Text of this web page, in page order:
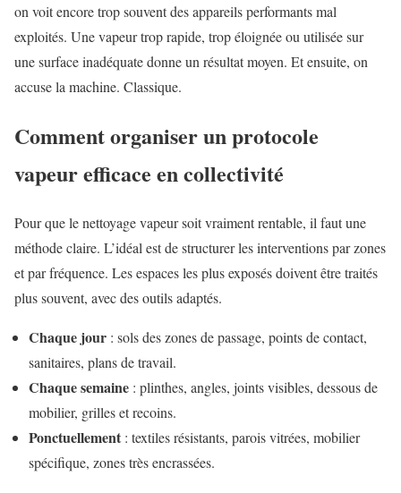
on voit encore trop souvent des appareils performants mal
exploités. Une vapeur trop rapide, trop éloignée ou utilisée sur
une surface inadéquate donne un résultat moyen. Et ensuite, on
accuse la machine. Classique.
Comment organiser un protocole
vapeur efficace en collectivité
Pour que le nettoyage vapeur soit vraiment rentable, il faut une
méthode claire. L’idéal est de structurer les interventions par zones
et par fréquence. Les espaces les plus exposés doivent être traités
plus souvent, avec des outils adaptés.
Chaque jour : sols des zones de passage, points de contact,
sanitaires, plans de travail.
Chaque semaine : plinthes, angles, joints visibles, dessous de
mobilier, grilles et recoins.
Ponctuellement : textiles résistants, parois vitrées, mobilier
spécifique, zones très encrassées.